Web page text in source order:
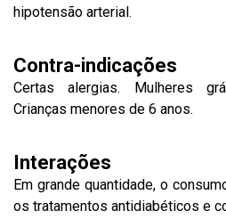
hipotensão arterial.
Contra-indicações
Certas alergias. Mulheres
Crianças menores de 6 anos.
Interações
Em grande quantidade, o
os tratamentos antidiabéticos e